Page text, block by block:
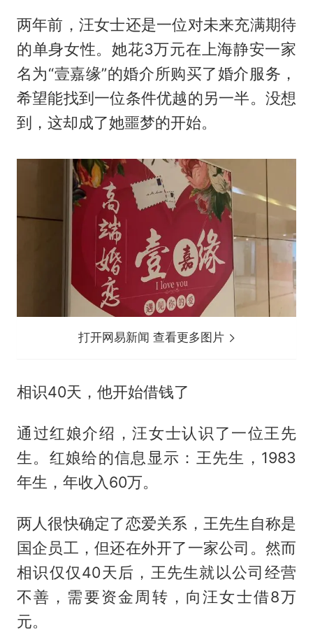
两年前，汪女士还是一位对未来充满期待
的单身女性。她花3万元在上海静安一家
名为“壹嘉缘”的婚介所购买了婚介服务，
希望能找到一位条件优越的另一半。没想
到，这却成了她噩梦的开始。
打开网易新闻 查看更多图片
相识40天，他开始借钱了
通过红娘介绍，汪女士认识了一位王先
生。红娘给的信息显示：王先生，1983
年生，年收入60万。
两人很快确定了恋爱关系，王先生自称是
国企员工，但还在外开了一家公司。然而
相识仅仅40天后，王先生就以公司经营
不善，需要资金周转，向汪女士借8万
元。